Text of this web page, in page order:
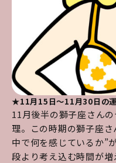
★11月15日～11月30日の
11月後半の獅子座さん
理。この時期の獅子座
中で何を感じているか”
段より考え込む時間が